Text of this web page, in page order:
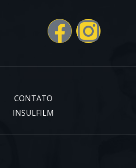
CONTATO
INSULFILM